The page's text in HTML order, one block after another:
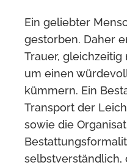
Ein geliebter
gestorben. Daher
Trauer, gleichzeitig
um einen
kümmern. Ein
Transport der
sowie die
selbstverständlich,